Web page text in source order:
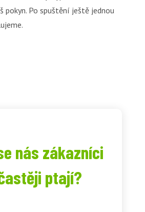
pokyn. Po spuštění ještě jednou
nás zákazníci
ptají?